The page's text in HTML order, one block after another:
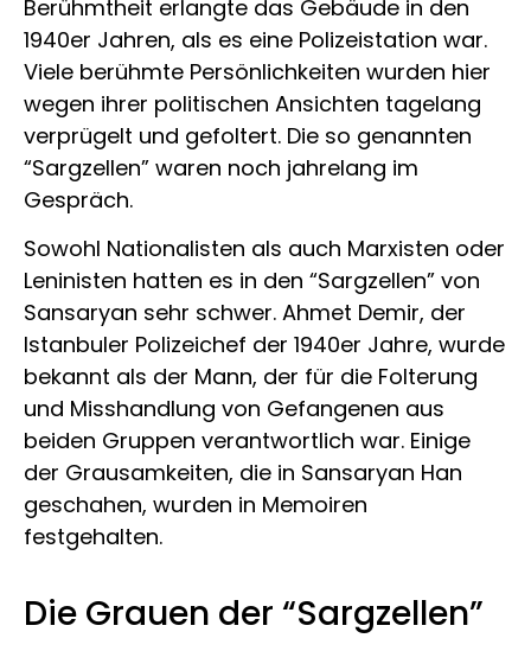
Berühmtheit erlangte das Gebäude in den
1940er Jahren, als es eine Polizeistation war.
Viele berühmte Persönlichkeiten wurden hier
wegen ihrer politischen Ansichten tagelang
verprügelt und gefoltert. Die so genannten
“Sargzellen” waren noch jahrelang im
Gespräch.
Sowohl Nationalisten als auch Marxisten oder
Leninisten hatten es in den “Sargzellen” von
Sansaryan sehr schwer. Ahmet Demir, der
Istanbuler Polizeichef der 1940er Jahre, wurde
bekannt als der Mann, der für die Folterung
und Misshandlung von Gefangenen aus
beiden Gruppen verantwortlich war. Einige
der Grausamkeiten, die in Sansaryan Han
geschahen, wurden in Memoiren
festgehalten.
Die Grauen der “Sargzellen”